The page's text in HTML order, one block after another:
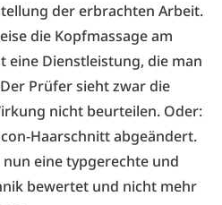
der erbrachten Arbeit.
die Kopfmassage am
eine Dienstleistung, die man
Prüfer sieht zwar die
nicht beurteilen. Oder:
Haarschnitt abgeändert.
eine typgerechte und
bewertet und nicht mehr